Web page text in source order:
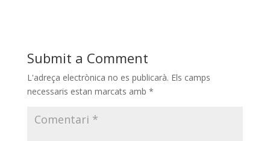
Submit a Comment
L'adreça electrònica no es publicarà. Els camps
necessaris estan marcats amb *